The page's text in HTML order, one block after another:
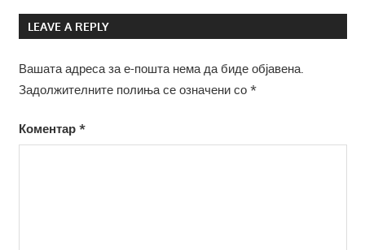
напис
LEAVE A REPLY
Вашата адреса за е-пошта нема да биде објавена.
Задолжителните полиња се означени со *
Коментар *